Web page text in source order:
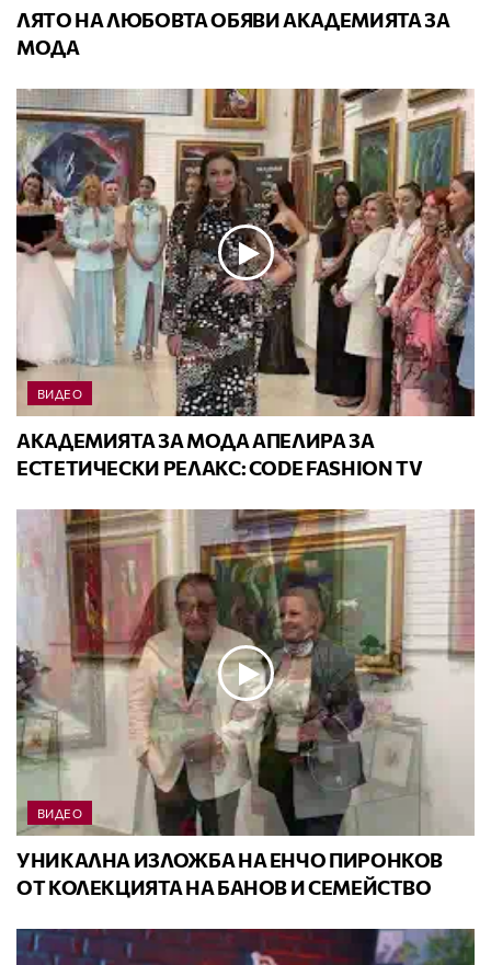
ЛЯТО НА ЛЮБОВТА ОБЯВИ АКАДЕМИЯТА ЗА
МОДА
ВИДЕО
АКАДЕМИЯТА ЗА МОДА АПЕЛИРА ЗА
ЕСТЕТИЧЕСКИ РЕЛАКС: CODE FASHION TV
ВИДЕО
УНИКАЛНА ИЗЛОЖБА НА ЕНЧО ПИРОНКОВ
ОТ КОЛЕКЦИЯТА НА БАНОВ И СЕМЕЙСТВО